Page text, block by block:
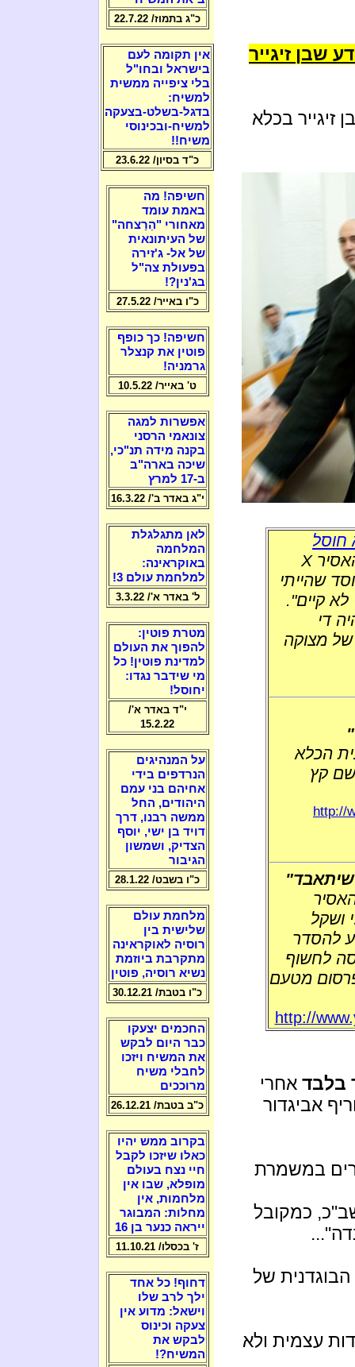
שבן זיגייר
בכלא
חוסל
X
שהייתי
קיים".
די
מצוקה
הכלא
שם קץ
http://
שיתאבד"
ושקל
להסדר
לחשוף
מטעם
http://
בלבד אחרי
אביגדור
במשמרת
כמקובל
של
עצמית ולא
כ"ג בתמוז/ 22.7.22
אין תקומה לעם
בישראל ובחו"ל
בלי ציפייה ממשית
למשיח:
בדגל-בשלט-בצעקה
למשיח-ובכינוסי
משיח!!
כ"ד בסיון/ 23.6.22
חשיפה! מה
באמת עומד
מאחורי "הֵרַצחה"
של העיתונאית
של אל- ג'זירה
בפעולת צה"ל
בג'נין?!
כ"ו באייר/ 27.5.22
חשיפה! כך כופף
פוטין את קנצלר
גרמניה!
ט' באייר/ 10.5.22
אפשרות למגה
צונאמי הרסני
בקנה מידה תנ"כי,
שיכה בארה"ב
ב-17 למרץ
י"ג באדר ב'/ 16.3.22
לאן מתגלגלת
המלחמה
באוקראינה:
למלחמת עולם 3!
ל' באדר א'/ 3.3.22
מטרת פוטין:
להפוך את העולם
למדינת פוטין! כל
מי שידבר נגדו:
יחוסל!
י"ד באדר א'/
15.2.22
על המנהיגים
הנרדפים בידי
אחיהם בני עמם
היהודים, החל
ממשה רבנו, דרך
דויד בן ישי, יוסף
הצדיק, ושמשון
הגיבור
כ"ו בשבט/ 28.1.22
מלחמת עולם
שלישית בין
רוסיה לאוקראינה
מתקרבת ביוזמת
נשיא רוסיה, פוטין
כ"ו בטבת/ 30.12.21
החכמים יצעקו
כבר היום לבקש
את המשיח ויזכו
לחבלי משיח
מרוככים
כ"ב בטבת/ 26.12.21
בקרוב ממש יהיו
כאלו שיזכו לקבל
חיי נצח בעולם
מופלא, שבו אין
מלחמות, אין
מחלות: המבוגר
ייראה כנער בן 16
ז' בכסלו/ 11.10.21
דחוף! כל אחד
ילך לרב שלו
וישאל: מדוע אין
צעקה וכינוס
לבקש את
המשיח?!